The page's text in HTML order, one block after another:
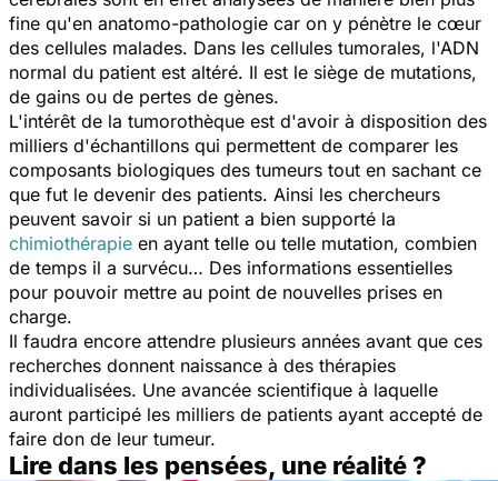
fine qu'en anatomo-pathologie car on y pénètre le cœur
des cellules malades. Dans les cellules tumorales, l'ADN
normal du patient est altéré. Il est le siège de mutations,
de gains ou de pertes de gènes.
L'intérêt de la tumorothèque est d'avoir à disposition des
milliers d'échantillons qui permettent de comparer les
composants biologiques des tumeurs tout en sachant ce
que fut le devenir des patients. Ainsi les chercheurs
peuvent savoir si un patient a bien supporté la
chimiothérapie en ayant telle ou telle mutation, combien
de temps il a survécu… Des informations essentielles
pour pouvoir mettre au point de nouvelles prises en
charge.
Il faudra encore attendre plusieurs années avant que ces
recherches donnent naissance à des thérapies
individualisées. Une avancée scientifique à laquelle
auront participé les milliers de patients ayant accepté de
faire don de leur tumeur.
Lire dans les pensées, une réalité ?